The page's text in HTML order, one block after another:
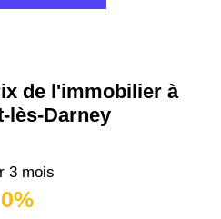
de l'immobilier à
lès-Darney
3 mois
0%